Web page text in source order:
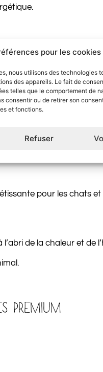
pour les cookies
nous utilisons des technologies
des appareils. Le fait de
telles que le comportement de
consentir ou de retirer son
et fonctions.
Refuser
contribuent à la
source d’énergie
(A, D, E, K).
contribuent à la
pour les chats et
de la chaleur et de
PREMIUM